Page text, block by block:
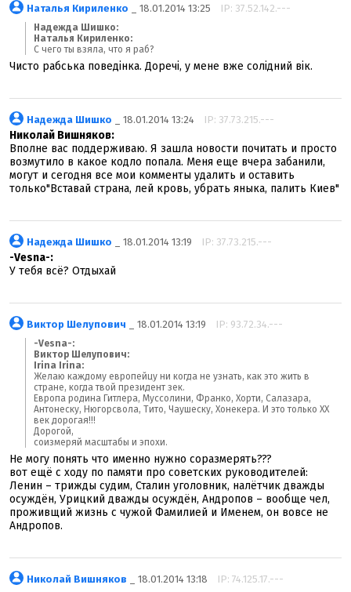
Наталья Кириленко _ 18.01.2014 13:25 IP: 37.52.142.---
Надежда Шишко:
Наталья Кириленко:
С чего ты взяла, что я раб?
Чисто рабська поведінка. Доречі, у мене вже солідний вік.
Надежда Шишко _ 18.01.2014 13:24 IP: 37.73.215.---
Николай Вишняков:
Вполне вас поддерживаю. Я зашла новости почитать и просто
возмутило в какое кодло попала. Меня еще вчера забанили,
могут и сегодня все мои комменты удалить и оставить
только"Вставай страна, лей кровь, убрать яныка, палить Киев"
Надежда Шишко _ 18.01.2014 13:19 IP: 37.73.215.---
-Vesna-:
У тебя всё? Отдыхай
Виктор Шелупович _ 18.01.2014 13:19 IP: 93.72.34.---
-Vesna-:
Виктор Шелупович:
Irina Irina:
Желаю каждому европейцу ни когда не узнать, как это жить в
стране, когда твой президент зек.
Европа родина Гитлера, Муссолини, Франко, Хорти, Салазара,
Антонеску, Нюгорсвола, Тито, Чаушеску, Хонекера. И это только ХХ
век дорогая!!!
Дорогой,
cоизмеряй масштабы и эпохи.
Не могу понять что именно нужно соразмерять???
вот ещё с ходу по памяти про советских руководителей:
Ленин – трижды судим, Сталин уголовник, налётчик дважды
осуждён, Урицкий дважды осуждён, Андропов – вообще чел,
проживщий жизнь с чужой Фамилией и Именем, он вовсе не
Андропов.
Николай Вишняков _ 18.01.2014 13:18 IP: 74.125.17.---